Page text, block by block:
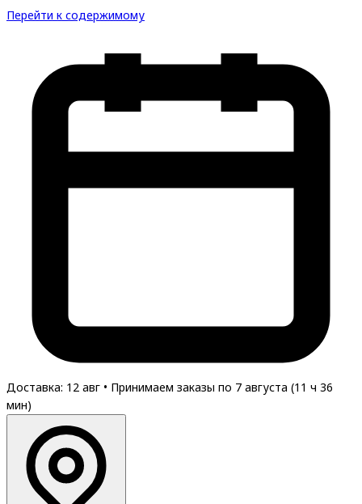
Перейти к содержимому
Доставка: 12 авг • Принимаем заказы по 7 августа (11 ч 36
мин)